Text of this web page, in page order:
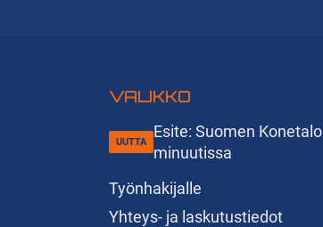
VALIKKO
Esite: Suomen Konetalo
minuutissa
Työnhakijalle
Yhteys- ja laskutustiedot